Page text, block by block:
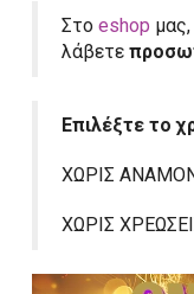
Στο eshop
λάβετε
Επιλέξτε το
ΧΩΡΙΣ
ΧΩΡΙΣ